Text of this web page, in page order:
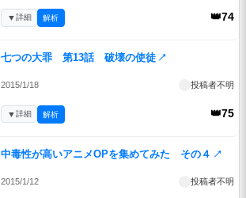
👑74
▼詳細 解析
七つの大罪 第13話 破壊の使徒 ↗
2015/1/18 投稿者不明
👑75
▼詳細 解析
中毒性が高いアニメOPを集めてみた その４ ↗
2015/1/12 投稿者不明